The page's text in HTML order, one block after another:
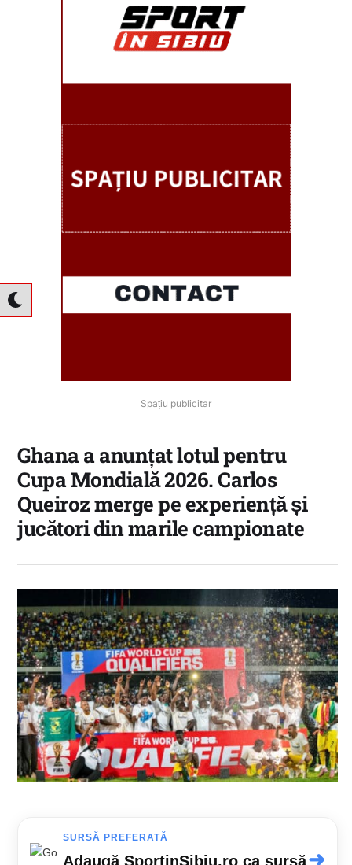
Spațiu publicitar
Ghana a anunțat lotul pentru
Cupa Mondială 2026. Carlos
Queiroz merge pe experiență și
jucători din marile campionate
SURSĂ PREFERATĂ
Adaugă SportinSibiu.ro ca sursă➜